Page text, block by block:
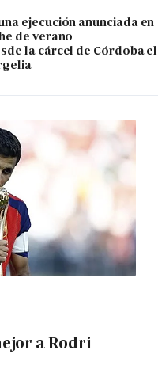
ejecución anunciada en
de verano
la cárcel de Córdoba el
a Rodri